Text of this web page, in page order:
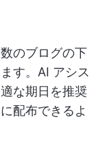
のブログの下
す。AI アシス
な期日を推奨
配布できるよ